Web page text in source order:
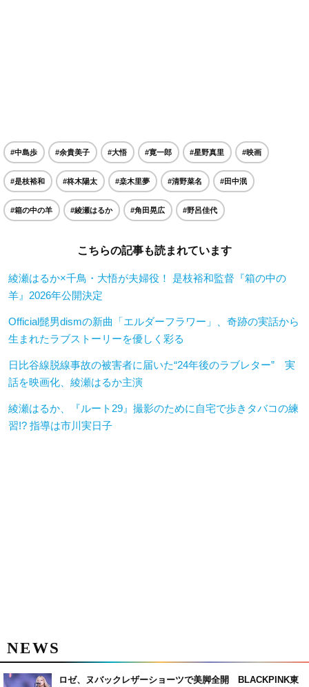
#中島歩 #余貴美子 #大悟 #寛一郎 #星野真里 #映画
#是枝裕和 #柊木陽太 #桒木里夢 #清野菜名 #田中泯
#箱の中の羊 #綾瀬はるか #角田晃広 #野呂佳代
こちらの記事も読まれています
綾瀬はるか×千鳥・大悟が夫婦役！ 是枝裕和監督『箱の中の
羊』2026年公開決定
Official髭男dismの新曲「エルダーフラワー」、奇跡の実話から
生まれたラブストーリーを優しく彩る
日比谷線脱線事故の被害者に届いた“24年後のラブレター” 実
話を映画化、綾瀬はるか主演
綾瀬はるか、『ルート29』撮影のために自宅で歩きタバコの練
習!? 指導は市川実日子
NEWS
ロゼ、ヌバックレザーショーツで美脚全開 BLACKPINK東